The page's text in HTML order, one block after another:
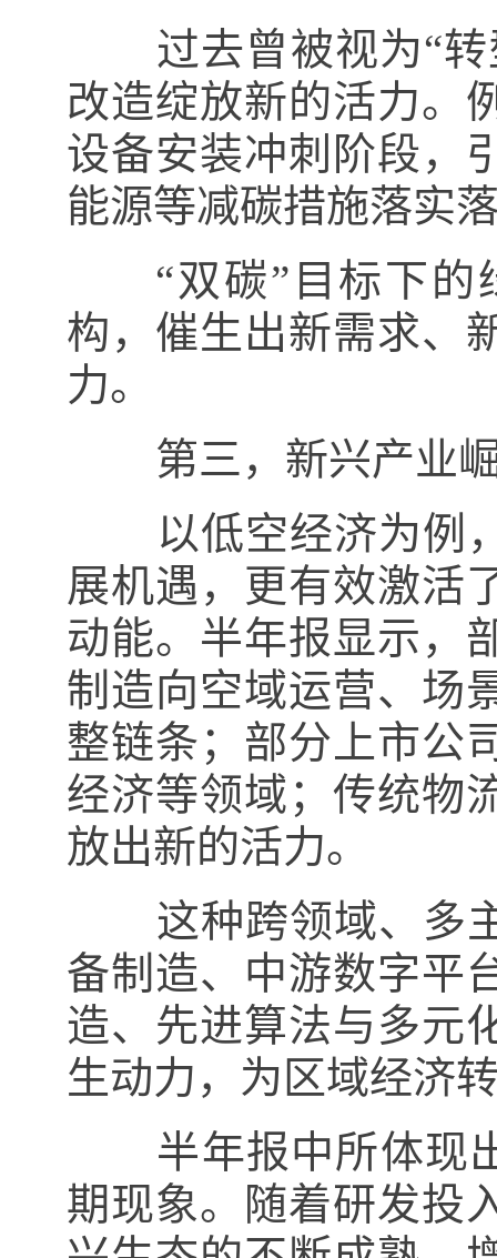
过去曾被视为“转
改造绽放新的活力。
设备安装冲刺阶段，
能源等减碳措施落实
“双碳”目标下的
构，催生出新需求、
力。
第三，新兴产业崛
以低空经济为例，
展机遇，更有效激活
动能。半年报显示，
制造向空域运营、场
整链条；部分上市公
经济等领域；传统物
放出新的活力。
这种跨领域、多主
备制造、中游数字平
造、先进算法与多元
生动力，为区域经济
半年报中所体现出
期现象。随着研发投